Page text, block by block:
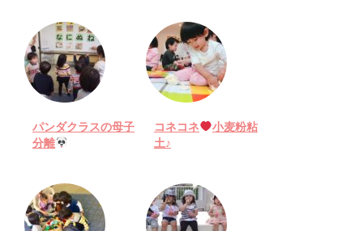
パンダクラスの母子
分離
コネコネ
小麦粉粘
土♪